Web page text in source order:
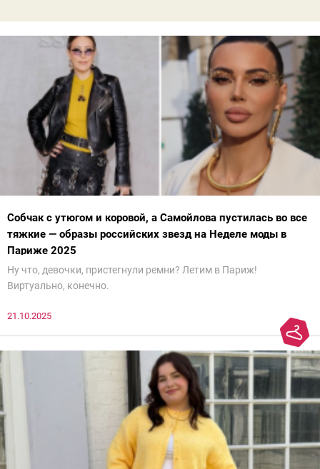
Собчак с утюгом и коровой, а Самойлова пустилась во все
тяжкие — образы российских звезд на Неделе моды в
Париже 2025
Ну что, девочки, пристегнули ремни? Летим в Париж!
Виртуально, конечно.
21.10.2025